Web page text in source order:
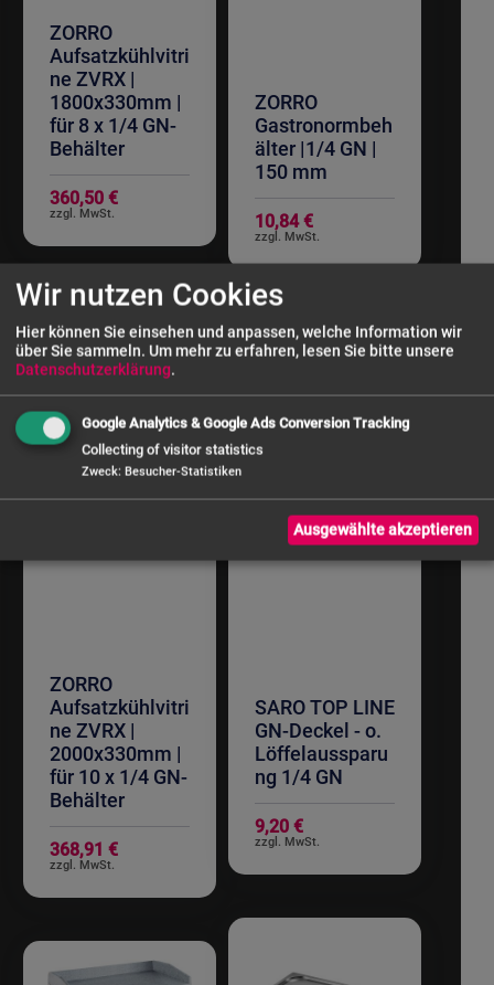
ZORRO
Aufsatzkühlvitri
ne ZVRX |
1800x330mm |
für 8 x 1/4 GN-
Behälter
360,50 €
ZORRO
Aufsatzkühlvitri
ne ZVRX |
2000x330mm |
für 10 x 1/4 GN-
Behälter
368,91 €
ZORRO
Gastronormbeh
älter |1/4 GN |
150 mm
10,84 €
SARO TOP LINE
GN-Deckel - o.
Löffelaussparu
ng 1/4 GN
9,20 €
Wir nutzen Cookies
Hier können Sie einsehen und anpassen, welche Information wir
über Sie sammeln. Um mehr zu erfahren, lesen Sie bitte unsere
Datenschutzerklärung.
Google Analytics & Google Ads Conversion Tracking
Collecting of visitor statistics
Zweck: Besucher-Statistiken
Ausgewählte akzeptieren